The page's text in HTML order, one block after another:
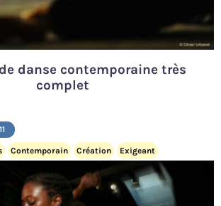
danse contemporaine très
complet
Contemporain Création Exigeant